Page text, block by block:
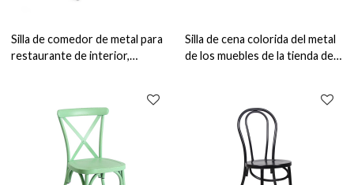
Silla de comedor de metal para
restaurante de interior,
Silla de cena colorida del metal
de los muebles de la tienda del